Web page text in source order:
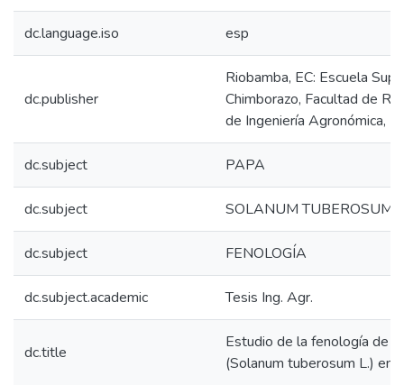
dc.language.iso esp
dc.publisher
Riobamba, EC: Escuela
Chimborazo, Facultad de
de Ingeniería Agronómica,
dc.subject PAPA
dc.subject SOLANUM TUBEROSUM
dc.subject FENOLOGÍA
dc.subject.academic Tesis Ing. Agr.
dc.title
Estudio de la fenología de
(Solanum tuberosum L.) en